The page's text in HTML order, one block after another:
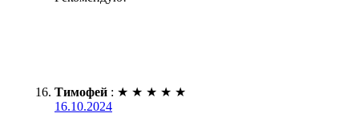
Тимофей : ★ ★ ★ ★ ★
16.10.2024